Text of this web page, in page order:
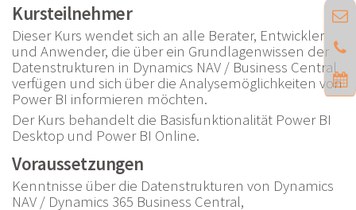
Kursteilnehmer
Dieser Kurs wendet sich an alle Berater, Entwickler
und Anwender, die über ein Grundlagenwissen der
Datenstrukturen in Dynamics NAV / Business Central
verfügen und sich über die Analysemöglichkeiten von
Power BI informieren möchten.
Der Kurs behandelt die Basisfunktionalität Power BI
Desktop und Power BI Online.
Voraussetzungen
Kenntnisse über die Datenstrukturen von Dynamics
NAV / Dynamics 365 Business Central,